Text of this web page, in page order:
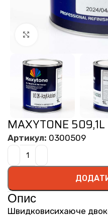
Click to enlarge
MAXYTONE 509,1L
Артикул: 0300509
Опис
Швидковисихаюче